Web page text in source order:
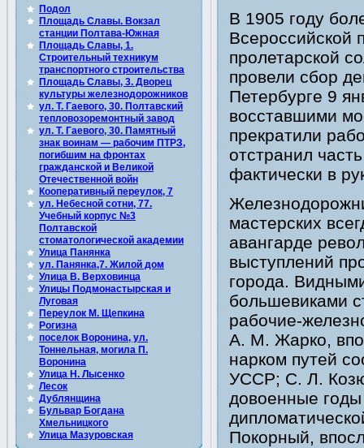
Подол
Площадь Славы. Вокзал
станции Полтава-Южная
Площадь Славы, 1.
Строительный техникум
транспортного строительства
Площадь Славы, 3. Дворец
культуры железнодорожников
ул. Т. Гаевого, 30. Полтавский
тепловозоремонтный завод
ул. Т. Гаевого, 30. Памятный
знак воинам — рабочим ПТРЗ,
погибшим на фронтах
гражданской и Великой
Отечественной войн
Кооперативный переулок, 7
ул. Небесной сотни, 77.
Учебный корпус №3
Полтавской
стоматологической академии
Улица Панянка
ул. Панянка,7. Жилой дом
Улица В. Верховинца
Улицы Подмонастырская и
Луговая
Переулок М. Щепкина
Рогизна
поселок Воронина, ул.
Тоннельная, могила П.
Воронина
Улица Н. Лысенко
Лесок
Дублянщина
Бульвар Богдана
Хмельницкого
Улица Мазуровская
В 1905 году
Всероссийской
пролетарской
провели сбор
Петербурге 9
восставшими
прекратили
отстранил
фактически в
мастерских
авангарде
выступлений
города.
большевиками
рабочие-
А. М. Жарко,
нарком путей
УССР; С. Л.
довоенные
Покорный,